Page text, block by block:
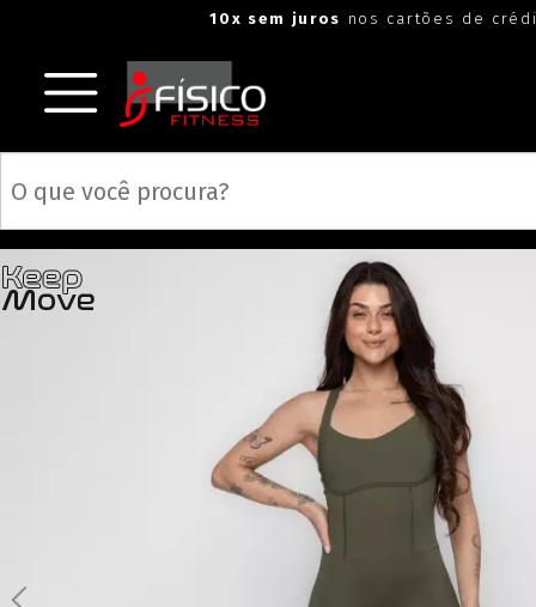
10x sem juros nos cartões de